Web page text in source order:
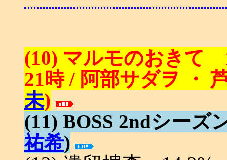
(10) マルモのおきて
21時 / 阿部サダヲ ・
未)
(11) BOSS 2ndシー
祐希)